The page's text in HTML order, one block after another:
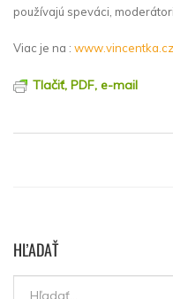
používajú speváci,
Viac je na : www.vincentka.cz
Tlačiť, PDF, e-mail
HĽADAŤ